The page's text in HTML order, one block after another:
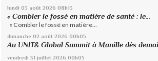
lundi 03 août 2026 08h13
« Combler le fossé en matière de santé : le...
« Combler le fossé en matière...
dimanche 02 août 2026 00h05
Au UNIT& Global Summit à Manille dès
vendredi 31 juillet 2026 00h05